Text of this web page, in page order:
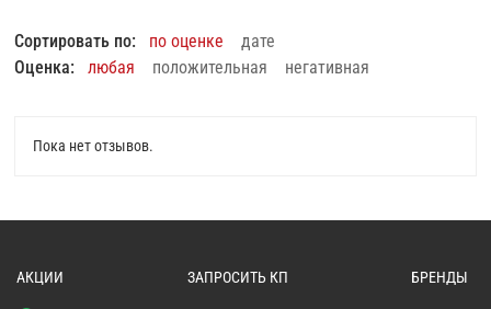
Сортировать по: по оценке
дате
Оценка:
любая положительная негативная
Пока нет отзывов.
АКЦИИ ЗАПРОСИТЬ КП БРЕНДЫ